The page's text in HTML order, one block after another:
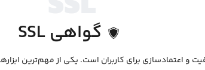
گواهی SSL
و اعتمادسازی برای کاربران است. یکی از مهم‌ترین